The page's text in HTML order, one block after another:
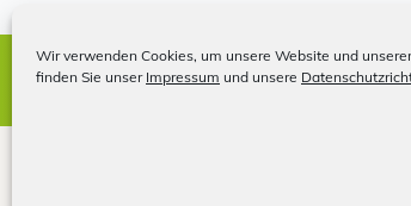
Wir verwenden Cookies, um unsere Website und
finden Sie unser Impressum und unsere